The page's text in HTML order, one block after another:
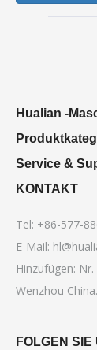
Hualian -
Service &
KONTAKT
Tel: +86-577-
E-Mail:
Hinzufügen:
Wenzhou China.
FOLGEN SIE